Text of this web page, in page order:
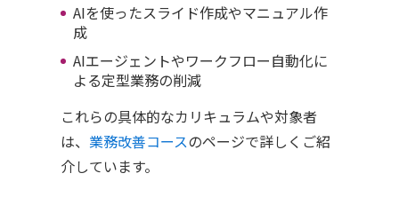
AIを使ったスライド作成やマニュアル作
成
AIエージェントやワークフロー自動化に
よる定型業務の削減
これらの具体的なカリキュラムや対象者
は、 業務改善コースのページで詳しくご紹
介しています。